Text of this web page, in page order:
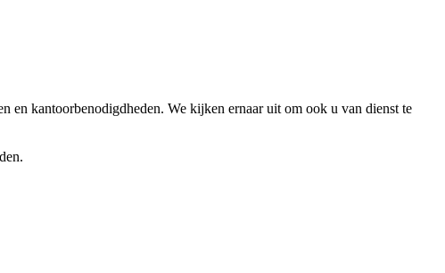
en kantoorbenodigdheden. We kijken ernaar uit om ook u van dienst te